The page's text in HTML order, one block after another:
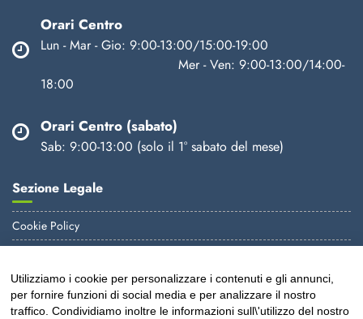
Orari Centro
Lun - Mar - Gio: 9:00-13:00/15:00-19:00
Mer - Ven: 9:00-13:00/14:00-
18:00
Orari Centro (sabato)
Sab: 9:00-13:00 (solo il 1° sabato del mese)
Sezione Legale
Cookie Policy
E-mail
Utilizziamo i cookie per personalizzare i contenuti e gli annunci,
per fornire funzioni di social media e per analizzare il nostro
traffico. Condividiamo inoltre le informazioni sull\'utilizzo del nostro